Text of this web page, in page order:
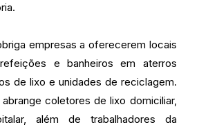
empresas a oferecerem locais
e banheiros em aterros
de lixo e unidades de reciclagem.
coletores de lixo domiciliar,
além de trabalhadores da